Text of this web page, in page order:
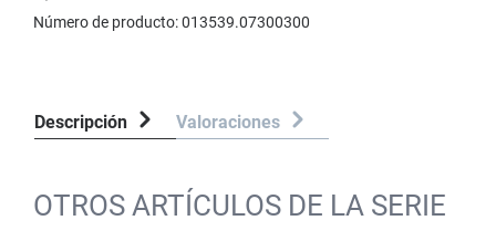
Número de producto:013539.07300300
Descripción Valoraciones
OTROS ARTÍCULOS DE LA SERIE